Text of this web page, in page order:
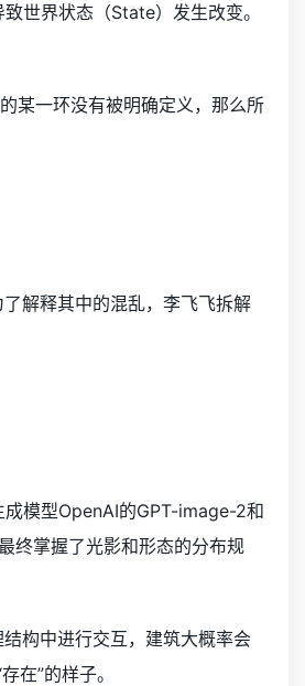
世界状态（State）发生改变。
某一环没有被明确定义，那么所
解释其中的混乱，李飞飞拆解
模型OpenAI的GPT-image-2和
终掌握了光影和形态的分布规
构中进行交互，建筑大概率会
在”的样子。